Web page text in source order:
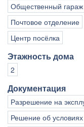
Общественный гараж
Почтовое отделение
Центр посёлка
Этажность дома
2
Документация
Разрешение на
Решение об условиях